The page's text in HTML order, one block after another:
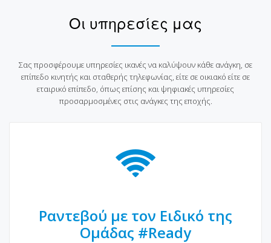
Οι υπηρεσίες μας
Σας προσφέρουμε υπηρεσίες ικανές να καλύψουν κάθε ανάγκη, σε
επίπεδο κινητής και σταθερής τηλεφωνίας, είτε σε οικιακό είτε σε
εταιρικό επίπεδο, όπως επίσης και ψηφιακές υπηρεσίες
προσαρμοσμένες στις ανάγκες της εποχής.
Ραντεβού με τον Ειδικό της
Ομάδας #Ready